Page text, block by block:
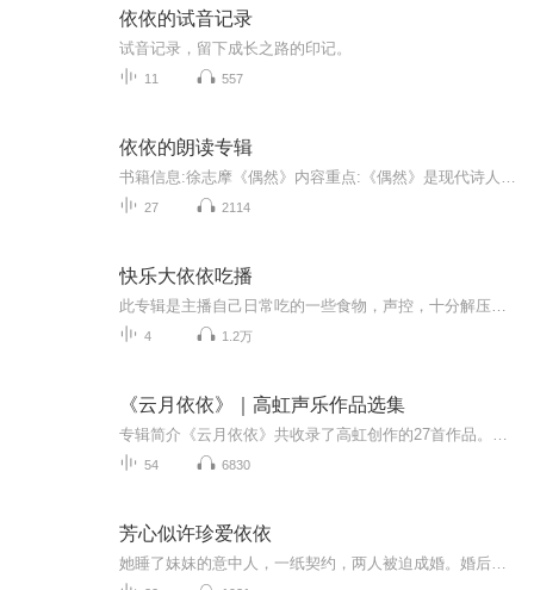
依依的试音记录
试音记录，留下成长之路的印记。
11 557
依依的朗读专辑
27 2114
快乐大依依吃播
4 1.2万
《云月依依》｜高虹声乐作品选集
54 6830
芳心似许珍爱依依